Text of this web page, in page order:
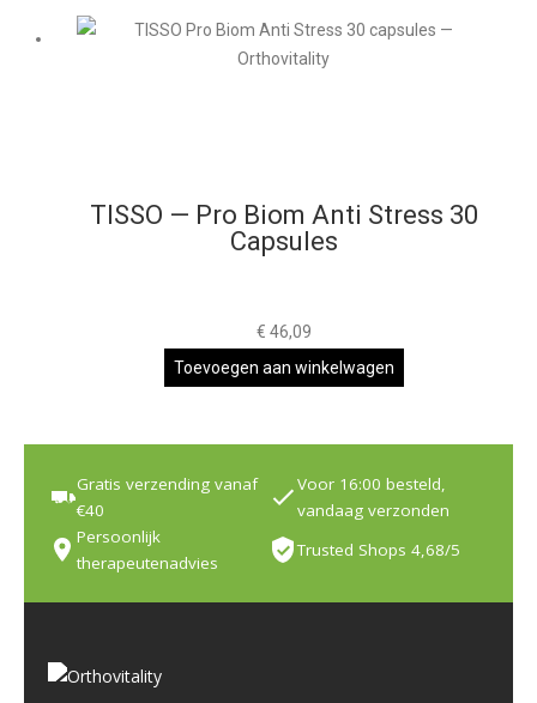
TISSO — Pro Biom Anti Stress 30
Capsules
€ 46,09
Toevoegen aan winkelwagen
Gratis verzending vanaf
€40
Voor 16:00 besteld,
vandaag verzonden
Persoonlijk
therapeutenadvies
Trusted Shops 4,68/5